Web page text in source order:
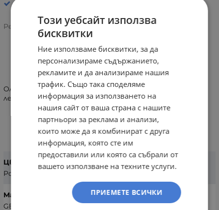
Рейтинг:
ИНФОРМАЦИЯ
Олекотени сникърси Geox. Иновативни, дишащи и
лесни за обуване.
ХАРАКТЕРИСТИКИ
Цвят
Розов
Марка
GEOX
Този уебсайт използва
бисквитки
Ние използваме бисквитки, за да
персонализираме съдържанието,
рекламите и да анализираме нашия
трафик. Също така споделяме
информация за използването на
нашия сайт от ваша страна с нашите
партньори за реклама и анализи,
които може да я комбинират с друга
информация, която сте им
предоставили или която са събрали от
вашето използване на техните услуги.
ПРИЕМЕТЕ ВСИЧКИ